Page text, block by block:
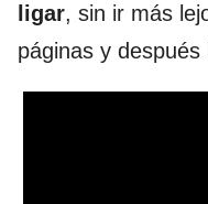
ligar, sin ir más
páginas y después